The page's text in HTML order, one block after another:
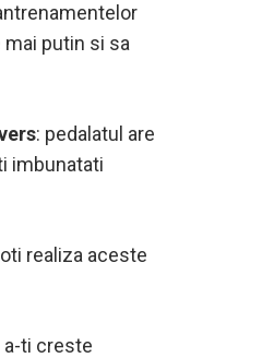
putin si sa
: pedalatul are
imbunatati
realiza aceste
a-ti creste